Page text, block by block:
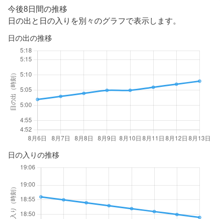
今後8日間の推移
日の出と日の入りを別々のグラフで表示します。
日の出の推移
日の入りの推移